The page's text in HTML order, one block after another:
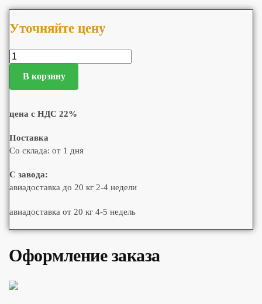
Уточняйте цену
В корзину
цена с НДС 22%
Поставка
Со склада: от 1 дня
С завода:
авиадоставка до 20 кг 2-4 недели
авиадоставка от 20 кг 4-5 недель
Оформление заказа